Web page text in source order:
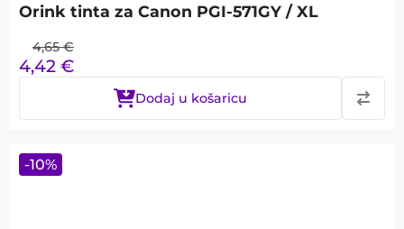
Orink tinta za Canon PGI-571GY / XL
4,65 €
4,42 €
Dodaj u košaricu
-10%